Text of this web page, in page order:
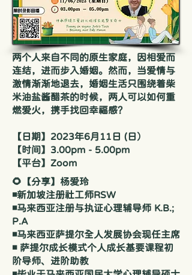
两个人来自不同的原生家庭，因相爱而
连结，进而步入婚姻。然而，当爱情与
激情渐渐地退去，婚姻生活只围绕着柴
米油盐酱醋茶的时候，两人可以如何重
燃爱火，携手找回幸福感？
【日期】2023年6月11日 (日）
【时间】3.00pm - 5.00pm
【平台】Zoom
🌻【分享】杨爱玲
◾新加坡注册社工师RSW
◾马来西亚注册与执证心理辅导师 K.B.;
P.A
◾马来西亚萨提尔全人发展协会现任主席
◾ 萨提尔成长模式个人成长基要课程初
阶导师、进阶助教